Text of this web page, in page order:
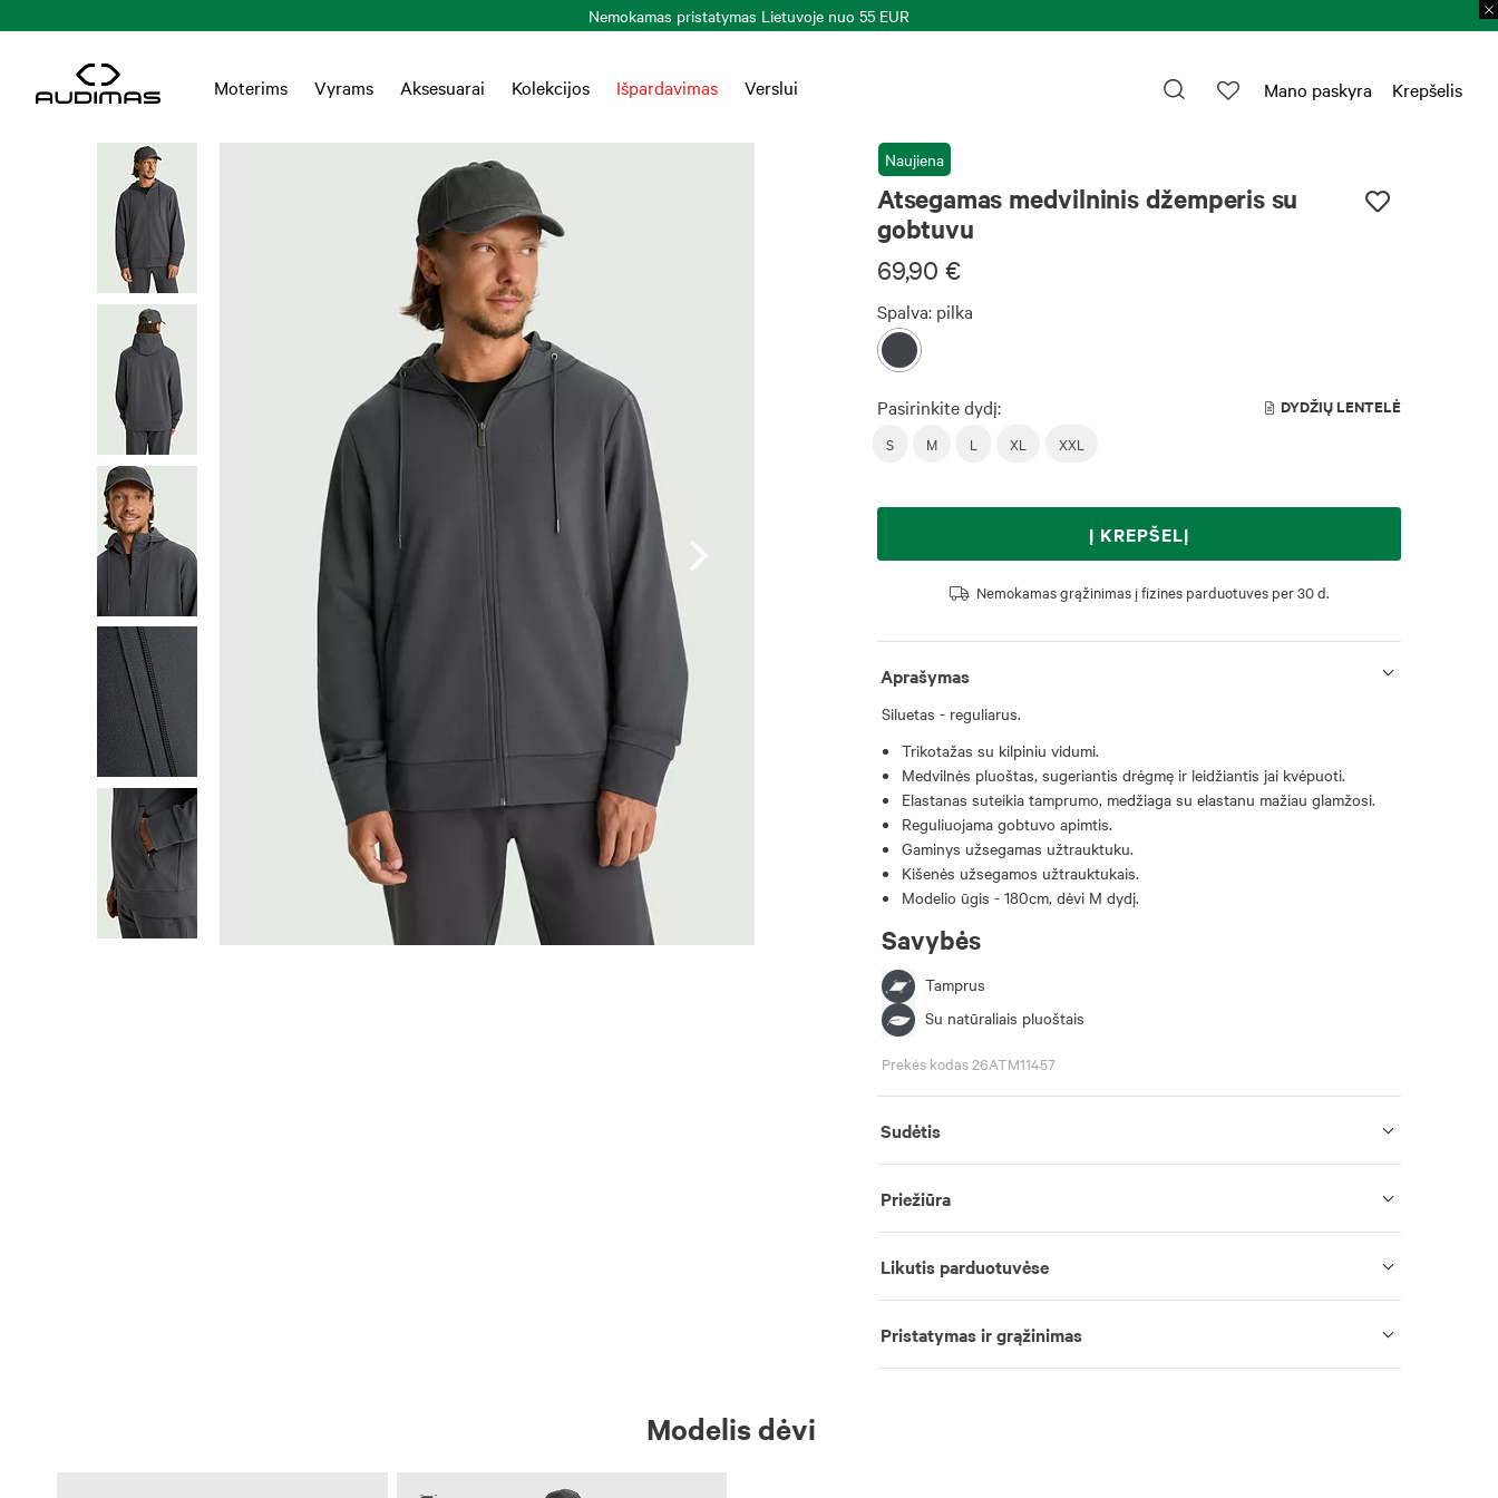
Moterims Vyrams Aksesuarai Kolekcijos Išpardavimas Verslui Krepšelis
Mano paskyra
Naujiena
Atsegamas medvilninis džemperis su
gobtuvu
69,90 €
Spalva: pilka
Pasirinkite dydį: DYDŽIŲ LENTELĖ
S M L XL XXL
Į KREPŠELĮ
Nemokamas grąžinimas į fizines parduotuves per 30 d.
Aprašymas
Siluetas - reguliarus.
Trikotažas su kilpiniu vidumi.
Medvilnės pluoštas, sugeriantis drėgmę ir leidžiantis jai kvėpuoti.
Elastanas suteikia tamprumo, medžiaga su elastanu mažiau glamžosi.
Reguliuojama gobtuvo apimtis.
Gaminys užsegamas užtrauktuku.
Kišenės užsegamos užtrauktukais.
Modelio ūgis - 180cm, dėvi M dydį.
Savybės
Tamprus
Su natūraliais pluoštais
Prekės kodas 26ATM11457
Sudėtis
Priežiūra
Likutis parduotuvėse
Pristatymas ir grąžinimas
Modelis dėvi